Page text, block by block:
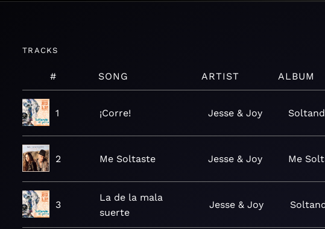
TRACKS
# SONG ARTIST ALBUM
1 ¡Corre! Jesse & Joy
2 Me Soltaste Jesse & Joy Me
3
La de la mala
suerte
Jesse & Joy